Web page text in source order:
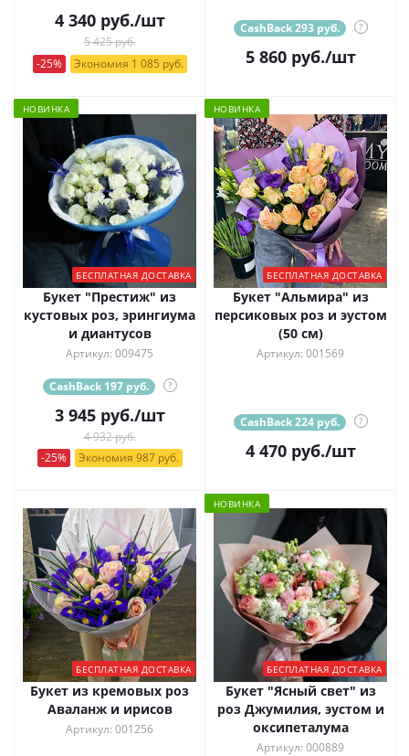
4 340руб./шт
5 425 руб.
-25%
Экономия 1 085 руб.
CashBack 293 руб. ?
5 860руб./шт
НОВИНКА
БЕСПЛАТНАЯ ДОСТАВКА
Букет "Престиж" из
кустовых роз, эрингиума
и диантусов
Артикул: 009475
CashBack 197 руб. ?
3 945руб./шт
4 932 руб.
-25%
Экономия 987 руб.
НОВИНКА
БЕСПЛАТНАЯ ДОСТАВКА
Букет "Альмира" из
персиковых роз и эустом
(50 см)
Артикул: 001569
CashBack 224 руб. ?
4 470руб./шт
БЕСПЛАТНАЯ ДОСТАВКА
Букет из кремовых роз
Аваланж и ирисов
Артикул: 001256
НОВИНКА
БЕСПЛАТНАЯ ДОСТАВКА
Букет "Ясный свет" из
роз Джумилия, эустом и
оксипеталума
Артикул: 000889